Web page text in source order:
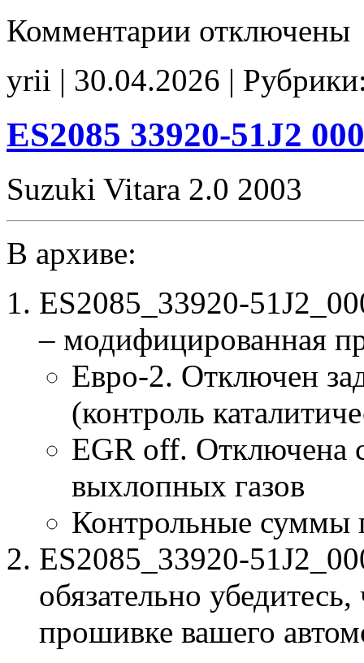
Комментарии записи
65D3
33920-
E2(EGR_off)
CHK(ok)
отключены
yrii | 30.04.2026 |
ES2085 33920-51J2
Suzuki Vitara 2.0 2003
В архиве:
ES2085_33920-
– модифицированная
Евро-2. Отключен
(контроль
EGR off. Отключена
выхлопных газов
Контрольные суммы
ES2085_33920-
обязательно
прошивке вашего